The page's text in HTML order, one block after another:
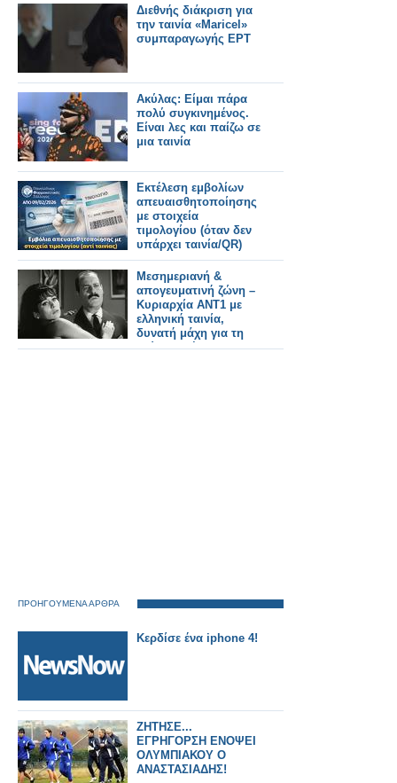
«Καλύτερα δε Γίνεται»
Διεθνής διάκριση για
την ταινία «Maricel»
συμπαραγωγής ΕΡΤ
Ακύλας: Eίμαι πάρα
πολύ συγκινημένος.
Είναι λες και παίζω σε
μια ταινία
Εκτέλεση εμβολίων
απευαισθητοποίησης
με στοιχεία
τιμολογίου (όταν δεν
υπάρχει ταινία/QR)
Μεσημεριανή &
απογευματινή ζώνη –
Κυριαρχία ΑΝΤ1 με
ελληνική ταινία,
δυνατή μάχη για τη
δεύτερη θέση
ΠΡΟΗΓΟΥΜΕΝΑ ΑΡΘΡΑ
Κερδίσε ένα iphone 4!
ΖΗΤΗΣΕ...
ΕΓΡΗΓΟΡΣΗ ΕΝΟΨΕΙ
ΟΛΥΜΠΙΑΚΟΥ Ο
ΑΝΑΣΤΑΣΙΑΔΗΣ!